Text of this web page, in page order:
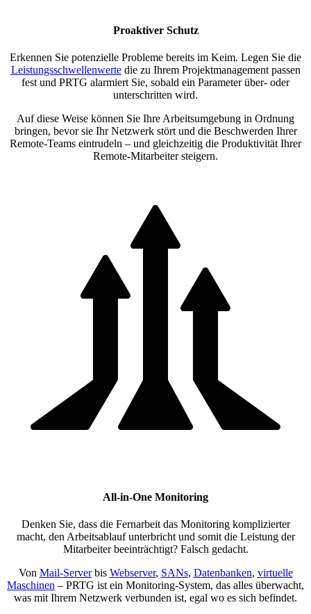
Proaktiver Schutz
Erkennen Sie potenzielle Probleme bereits im Keim. Legen Sie die
Leistungsschwellenwertedie zu Ihrem Projektmanagement passen
fest und PRTG alarmiert Sie, sobald ein Parameter über- oder
unterschritten wird.
Auf diese Weise können Sie Ihre Arbeitsumgebung in Ordnung
bringen, bevor sie Ihr Netzwerk stört und die Beschwerden Ihrer
Remote-Teams eintrudeln – und gleichzeitig die Produktivität Ihrer
Remote-Mitarbeiter steigern.
All-in-One Monitoring
Denken Sie, dass die Fernarbeit das Monitoring komplizierter
macht, den Arbeitsablauf unterbricht und somit die Leistung der
Mitarbeiter beeinträchtigt? Falsch gedacht.
Von Mail-Serverbis Webserver, SANs, Datenbanken, virtuelle
Maschinen – PRTG ist ein Monitoring-System, das alles überwacht,
was mit Ihrem Netzwerk verbunden ist, egal wo es sich befindet.